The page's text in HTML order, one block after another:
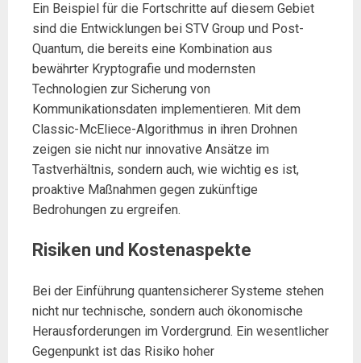
Ein Beispiel für die Fortschritte auf diesem Gebiet
sind die Entwicklungen bei STV Group und Post-
Quantum, die bereits eine Kombination aus
bewährter Kryptografie und modernsten
Technologien zur Sicherung von
Kommunikationsdaten implementieren. Mit dem
Classic-McEliece-Algorithmus in ihren Drohnen
zeigen sie nicht nur innovative Ansätze im
Tastverhältnis, sondern auch, wie wichtig es ist,
proaktive Maßnahmen gegen zukünftige
Bedrohungen zu ergreifen.
Risiken und Kostenaspekte
Bei der Einführung quantensicherer Systeme stehen
nicht nur technische, sondern auch ökonomische
Herausforderungen im Vordergrund. Ein wesentlicher
Gegenpunkt ist das Risiko hoher